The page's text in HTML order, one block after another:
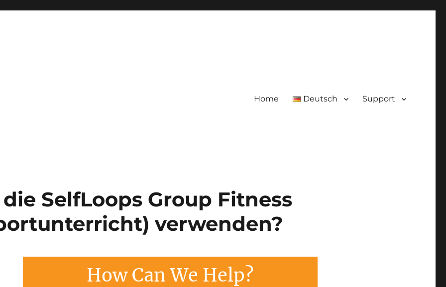
Home Deutsch Support
SelfLoops Group Fitness
verwenden?
How Can We Help?